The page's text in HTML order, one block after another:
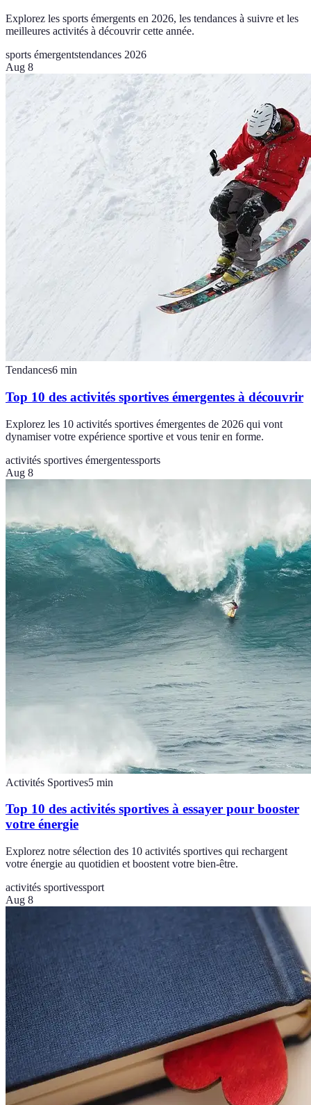
Explorez les sports émergents en 2026, les tendances à suivre et les
meilleures activités à découvrir cette année.
sports émergentstendances 2026
Aug 8
Tendances6 min
Top 10 des activités sportives émergentes à découvrir
Explorez les 10 activités sportives émergentes de 2026 qui vont
dynamiser votre expérience sportive et vous tenir en forme.
activités sportives émergentessports
Aug 8
Activités Sportives5 min
Top 10 des activités sportives à essayer pour booster
votre énergie
Explorez notre sélection des 10 activités sportives qui rechargent
votre énergie au quotidien et boostent votre bien-être.
activités sportivessport
Aug 8